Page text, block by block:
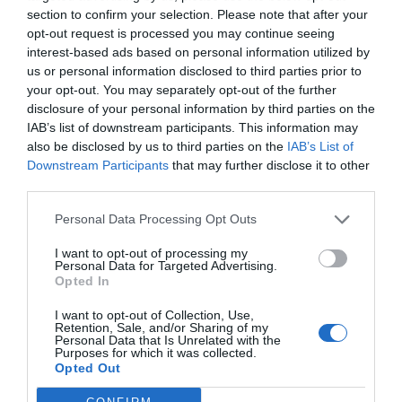
section to confirm your selection. Please note that after your
opt-out request is processed you may continue seeing
interest-based ads based on personal information utilized by
us or personal information disclosed to third parties prior to
your opt-out. You may separately opt-out of the further
disclosure of your personal information by third parties on the
IAB’s list of downstream participants. This information may
also be disclosed by us to third parties on the IAB’s List of
Downstream Participants that may further disclose it to other
Personal Data Processing Opt Outs
I want to opt-out of processing my
Personal Data for Targeted Advertising.
Opted In
I want to opt-out of Collection, Use,
Retention, Sale, and/or Sharing of my
Personal Data that Is Unrelated with the
Purposes for which it was collected.
Opted Out
αλλα δεν θελω να πέσω στο χαμηλό
επίπεδο σου !
Ανώνυμος
04/10 - 12:18
-
Ρε μάστορα εσύ που λες ότι το ταξί ήταν
σταματημένο. Ειλικρινά, απορία το έχω, το
ταξί έχει χτύπημα στη μούρη ενώ το ΙΧ στα
ήταν ο άλλος σταματημένος στο φανάρι
ήρθε και άρχισε στα καλά καθούμενα να
δουλεύετε;
Ανώνυμος
04/10 - 11:55